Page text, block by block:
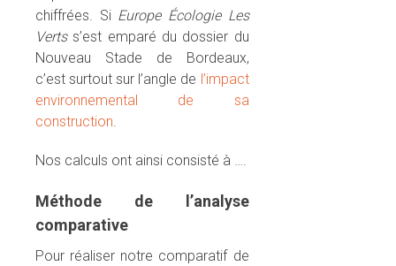
chiffrées. Si Europe Écologie Les
Vertss’est emparé du dossier du
Nouveau Stade de Bordeaux,
c’est surtout sur l’angle de l’impact
environnemental de sa
construction.
Nos calculs ont ainsi consisté à ….
Méthode de l’analyse
comparative
Pour réaliser notre comparatif de